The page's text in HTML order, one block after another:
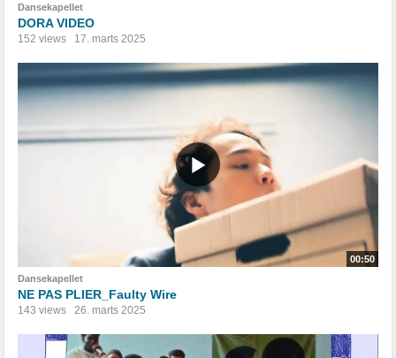
Dansekapellet
DORA VIDEO
152 views 17. marts 2025
00:50
Dansekapellet
NE PAS PLIER_Faulty Wire
143 views 26. marts 2025